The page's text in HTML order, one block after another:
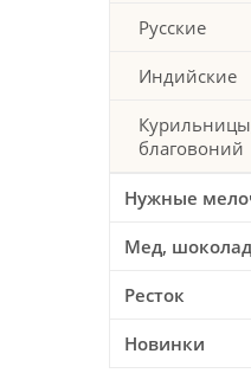
Русские
Индийские
благовоний
Нужные
Мед,
Ресток
Новинки